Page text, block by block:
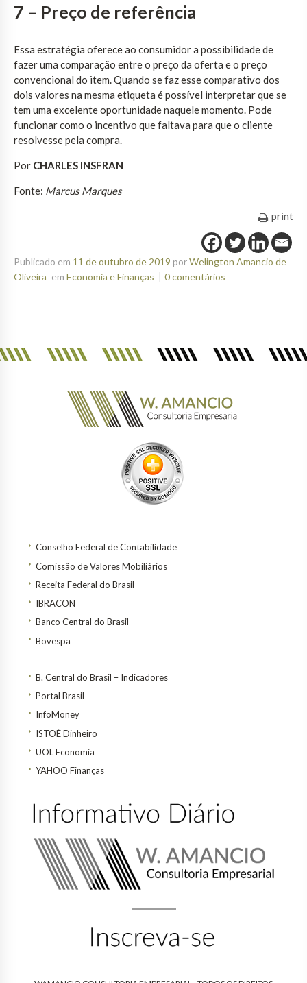
7 – Preço de referência
Essa estratégia oferece ao consumidor a possibilidade de
fazer uma comparação entre o preço da oferta e o preço
convencional do item. Quando se faz esse comparativo dos
dois valores na mesma etiqueta é possível interpretar que se
tem uma excelente oportunidade naquele momento. Pode
funcionar como o incentivo que faltava para que o cliente
resolvesse pela compra.
Por CHARLES INSFRAN
Fonte: Marcus Marques
print
Publicado em 11 de outubro de 2019 porWelington Amancio de
Oliveira em Economia e Finanças 0 comentários
Conselho Federal de Contabilidade
Comissão de Valores Mobiliários
Receita Federal do Brasil
IBRACON
Banco Central do Brasil
Bovespa
B. Central do Brasil – Indicadores
Portal Brasil
InfoMoney
ISTOÉ Dinheiro
UOL Economia
YAHOO Finanças